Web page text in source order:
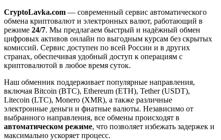
CryptoLavka.com — современный сервис автоматического
обмена криптовалют и электронных валют, работающий в
режиме 24/7. Мы предлагаем быстрый и надёжный обмен
цифровых активов онлайн по выгодным курсам без скрытых
комиссий. Сервис доступен по всей России и в других
странах, обеспечивая удобный доступ к операциям с
криптовалютой в любое время суток.
Наш обменник поддерживает популярные направления,
включая Bitcoin (BTC), Ethereum (ETH), Tether (USDT),
Litecoin (LTC), Monero (XMR), а также различные
электронные деньги и фиатные валюты. Независимо от
выбранного направления, все обмены происходят в
автоматическом режиме, что позволяет избежать задержек и
максимально ускоряет процесс.